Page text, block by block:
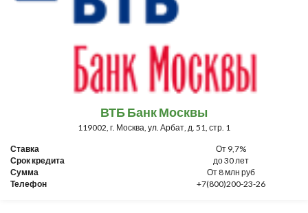
ВТБ Банк Москвы
119002, г. Москва, ул. Арбат, д. 51, стр. 1
Ставка
От 9,7%
Срок кредита
до 30 лет
Сумма
От 8 млн руб
Телефон
+7(800)200-23-26